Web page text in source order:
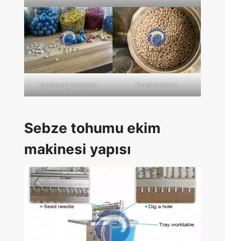
kaplanmış tohumlar Pelet tohumu
Sebze tohumu ekim
makinesi yapısı